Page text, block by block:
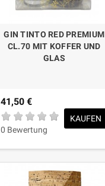
GIN TINTO RED PREMIUM
CL.70 MIT KOFFER UND
GLAS
41,50 €
0 Bewertung
KAUFEN